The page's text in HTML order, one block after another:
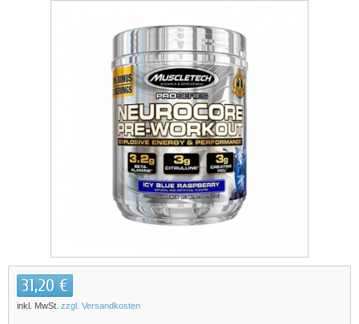
31,20 €
inkl. MwSt. zzgl. Versandkosten